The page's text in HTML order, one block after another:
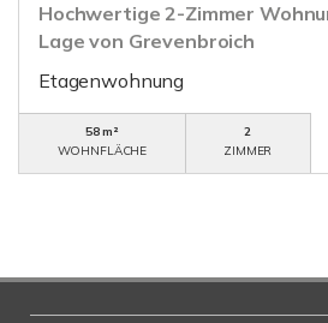
Hochwertige 2-Zimmer
Lage von Grevenbroich
Etagenwohnung
58 m²
WOHNFLÄCHE
2
ZIMMER